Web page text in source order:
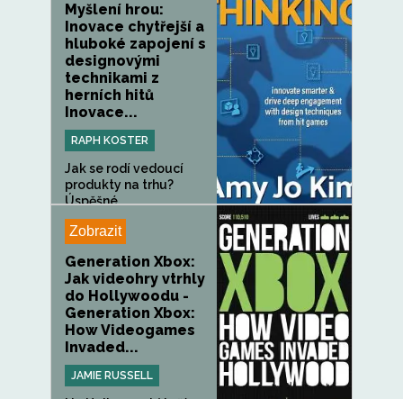
Myšlení hrou:
Inovace chytřejší a
hluboké zapojení s
designovými
technikami z
herních hitů
Inovace...
RAPH KOSTER
Jak se rodí vedoucí
produkty na trhu?
Úspěšné...
Zobrazit
Generation Xbox:
Jak videohry vtrhly
do Hollywoodu -
Generation Xbox:
How Videogames
Invaded...
JAMIE RUSSELL